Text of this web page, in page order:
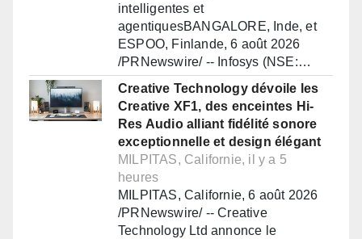
intelligentes et
agentiquesBANGALORE, Inde, et
ESPOO, Finlande, 6 août 2026
/PRNewswire/ -- Infosys (NSE:…
Creative Technology dévoile les
Creative XF1, des enceintes Hi-
Res Audio alliant fidélité sonore
exceptionnelle et design élégant
MILPITAS, Californie, il y a 5
heures
MILPITAS, Californie, 6 août 2026
/PRNewswire/ -- Creative
Technology Ltd annonce le